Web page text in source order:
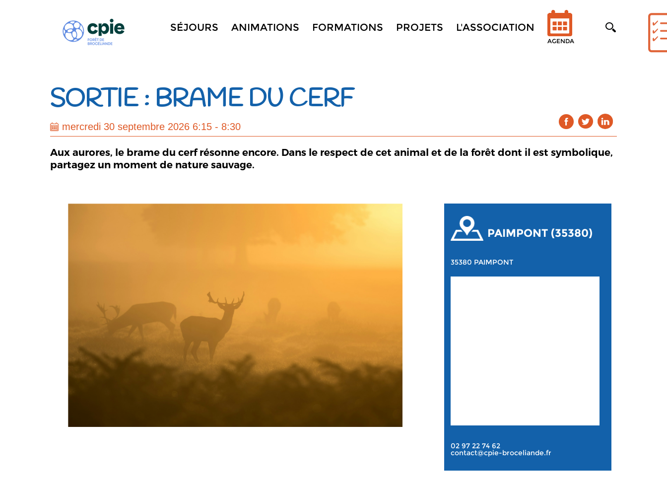
SÉJOURS ANIMATIONS FORMATIONS PROJETS L'ASSOCIATION
AGENDA
SORTIE : BRAME DU CERF
mercredi 30 septembre 2026 6:15 - 8:30
Aux aurores, le brame du cerf résonne encore. Dans le respect de cet animal et de la forêt dont il est symbolique,
partagez un moment de nature sauvage.
PAIMPONT (35380)
35380 PAIMPONT
02 97 22 74 62
contact@cpie-broceliande.fr